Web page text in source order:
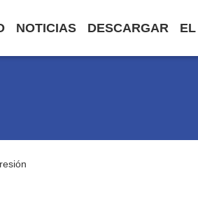
NOTICIAS DESCARGAR